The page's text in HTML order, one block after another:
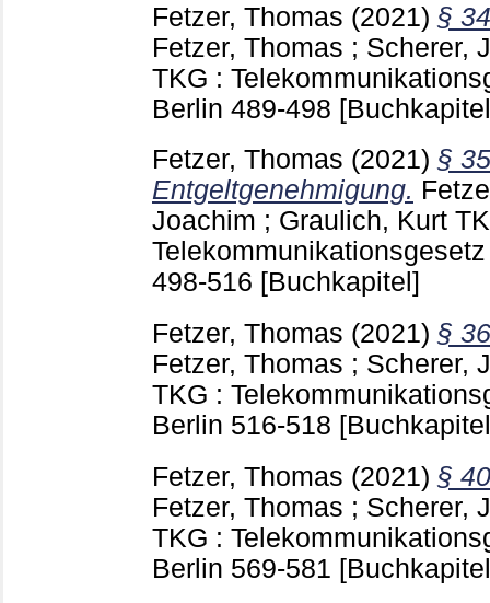
Fetzer, Thomas (2021) §
Fetzer, Thomas ; Scherer,
TKG :
Berlin 489-498
Fetzer, Thomas (2021) §
Entgeltgenehmigung.
Joachim ; Graulich, Kurt
498-516 [Buchkapitel]
Fetzer, Thomas (2021) §
Fetzer, Thomas ; Scherer,
TKG :
Berlin 516-518
Fetzer, Thomas (2021) §
Fetzer, Thomas ; Scherer,
TKG :
Berlin 569-581